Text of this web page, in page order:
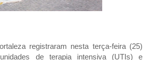
registraram nesta terça-feira (25)
de terapia intensiva (UTIs) e